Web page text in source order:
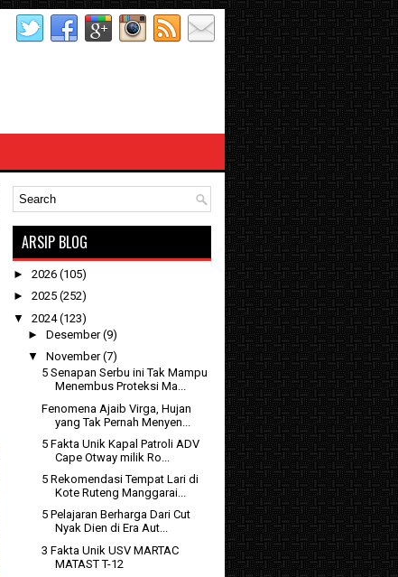
ARSIP BLOG
► 2026 (105)
► 2025 (252)
▼ 2024(123)
► Desember(9)
▼ November(7)
5 Senapan Serbu ini Tak Mampu
Menembus Proteksi Ma...
Fenomena Ajaib Virga, Hujan
yang Tak Pernah Menyen...
5 Fakta Unik Kapal Patroli ADV
Cape Otway milik Ro...
5 Rekomendasi Tempat Lari di
Kote Ruteng Manggarai...
5 Pelajaran Berharga Dari Cut
Nyak Dien di Era Aut...
3 Fakta Unik USV MARTAC
MATAST T-12